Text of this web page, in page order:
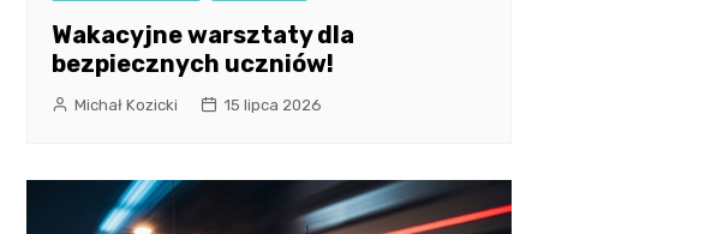
Wakacyjne warsztaty dla
bezpiecznych uczniów!
Michał Kozicki 15 lipca 2026